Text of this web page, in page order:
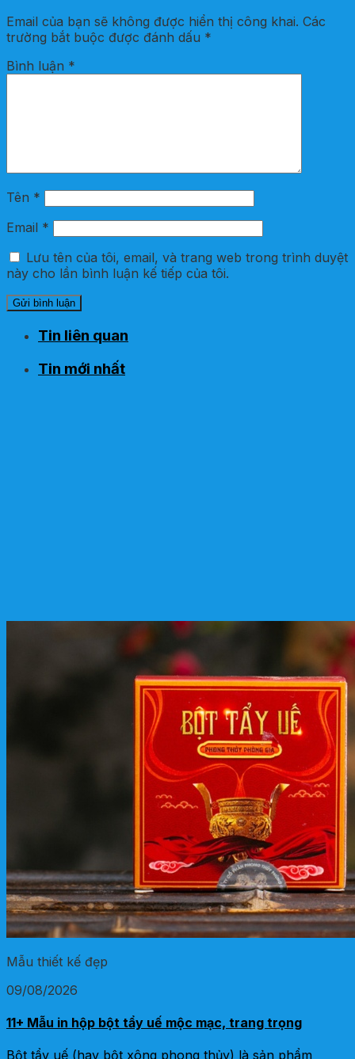
Email của bạn sẽ không được hiển thị công khai. Các
trường bắt buộc được đánh dấu *
Bình luận *
Tên *
Email *
Lưu tên của tôi, email, và trang web trong trình duyệt
này cho lần bình luận kế tiếp của tôi.
Tin liên quan
Tin mới nhất
Mẫu thiết kế đẹp
09/08/2026
11+ Mẫu in hộp bột tẩy uế mộc mạc, trang trọng
Bột tẩy uế (hay bột xông phong thủy) là sản phẩm